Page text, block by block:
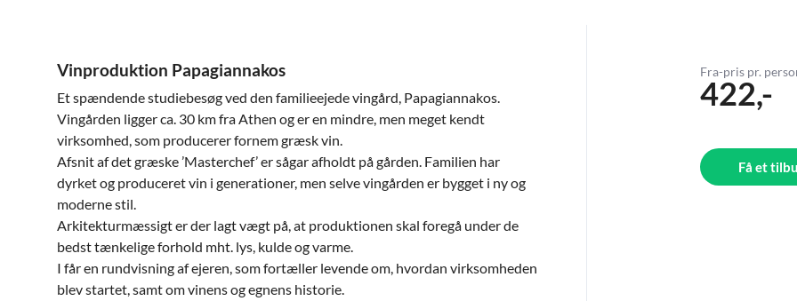
Vinproduktion Papagiannakos
Et spændende studiebesøg ved den familieejede vingård, Papagiannakos.
Vingården ligger ca. 30 km fra Athen og er en mindre, men meget kendt
virksomhed, som producerer fornem græsk vin.
Afsnit af det græske ’Masterchef’ er sågar afholdt på gården. Familien har
dyrket og produceret vin i generationer, men selve vingården er bygget i ny og
moderne stil.
Arkitekturmæssigt er der lagt vægt på, at produktionen skal foregå under de
bedst tænkelige forhold mht. lys, kulde og varme.
I får en rundvisning af ejeren, som fortæller levende om, hvordan virksomheden
blev startet, samt om vinens og egnens historie.
Fra-pris pr.
422,-
Få et